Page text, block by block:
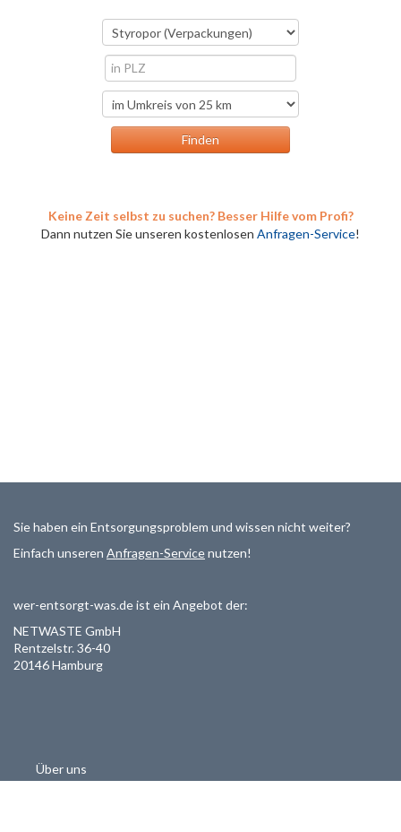
Keine Zeit selbst zu suchen? Besser Hilfe vom Profi?
Dann nutzen Sie unseren kostenlosen Anfragen-Service!
Sie haben ein Entsorgungsproblem und wissen nicht weiter?
Einfach unseren Anfragen-Servicenutzen!
wer-entsorgt-was.de ist ein Angebot der:
NETWASTE GmbH
Rentzelstr. 36-40
20146 Hamburg
Über uns